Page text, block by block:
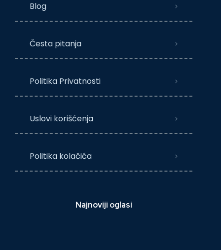
Blog
Česta pitanja
Politika Privatnosti
Uslovi korišćenja
Politika kolačića
Najnoviji oglasi